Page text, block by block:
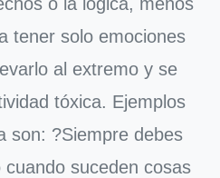
tener solo emociones
al extremo y se
tóxica. Ejemplos
son: ?Siempre debes
suceden cosas